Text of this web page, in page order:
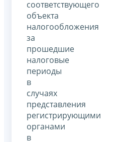
соответствующего
объекта
налогообложения
за
прошедшие
налоговые
периоды
в
случаях
представления
регистрирующими
органами
в